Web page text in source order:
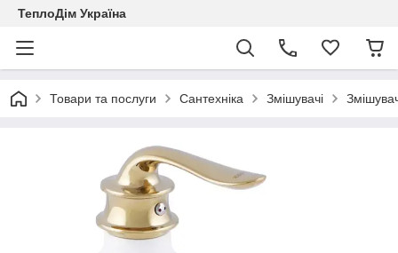
ТеплоДім Україна
Товари та послуги Сантехніка Змішувачі